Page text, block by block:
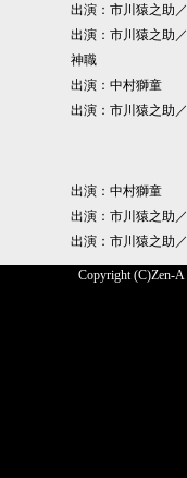
出演：市川猿之助
出演：市川猿之助
神職
出演：中村獅童
出演：市川猿之助
出演：中村獅童
出演：市川猿之助
出演：市川猿之助
Copyright (C)Zen-A